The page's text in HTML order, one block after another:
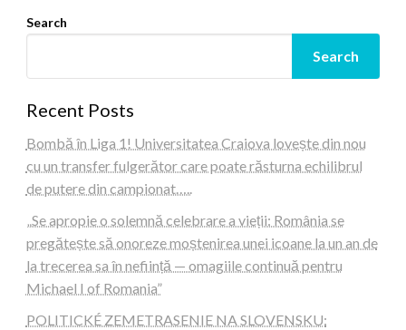
Search
Search
Recent Posts
Bombă în Liga 1! Universitatea Craiova lovește din nou
cu un transfer fulgerător care poate răsturna echilibrul
de putere din campionat…..
„Se apropie o solemnă celebrare a vieții: România se
pregătește să onoreze moștenirea unei icoane la un an de
la trecerea sa în neființă — omagiile continuă pentru
Michael I of Romania”
POLITICKÉ ZEMETRASENIE NA SLOVENSKU: